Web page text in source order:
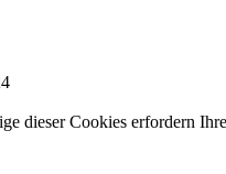
dieser Cookies erfordern